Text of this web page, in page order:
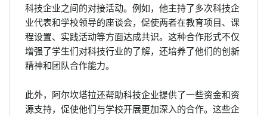
科技企业之间的对接活动。例如，他主持了多次科技企
业代表和学校领导的座谈会，促使两者在教育项目、课
程设置、实践活动等方面达成共识。这种合作形式不仅
增强了学生们对科技行业的了解，还培养了他们的创新
精神和团队合作能力。
此外，阿尔坎塔拉还帮助科技企业提供了一些资金和资
源支持，促使他们与学校开展更加深入的合作。这些企